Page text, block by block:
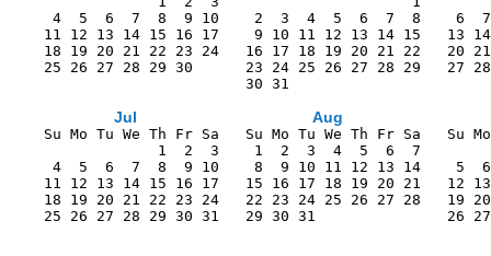
4  5  6  7  8  9 10    2  3  4  5  6  7  8    6
11 12 13 14 15 16 17    9 10 11 12 13 14 15   13
18 19 20 21 22 23 24   16 17 18 19 20 21 22   20
25 26 27 28 29 30      23 24 25 26 27 28 29
Jul Aug
Su Mo Tu We Th Fr Sa   Su Mo Tu We Th Fr Sa   Su
1  2  3    1  2  3  4  5  6  7
4  5  6  7  8  9 10    8  9 10 11 12 13 14    5
11 12 13 14 15 16 17   15 16 17 18 19 20 21   12
18 19 20 21 22 23 24   22 23 24 25 26 27 28   19
25 26 27 28 29 30 31   29 30 31